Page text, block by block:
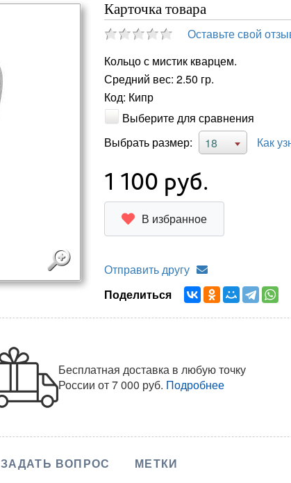
Карточка товара
Оставьте свой
Кольцо с мистик кварцем.
Средний вес: 2.50 гр.
Код: Кипр
Выберите для сравнения
Выбрать размер:
18 Как
1 100 руб.
В избранное
Отправить другу
Поделиться
Бесплатная доставка в любую точку
Россииот 7 000 руб. Подробнее
ЗАДАТЬ ВОПРОС МЕТКИ